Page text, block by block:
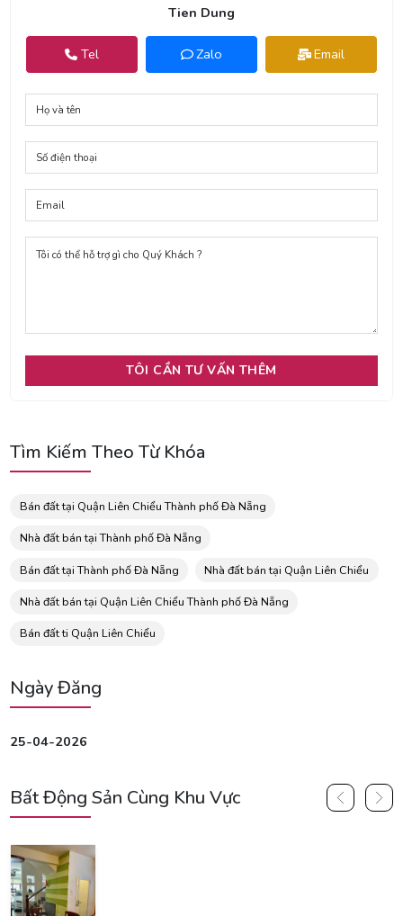
Tien Dung
Tel Zalo Email
Tìm Kiếm Theo Từ Khóa
Bán đất tại Quận Liên Chiểu Thành phố Đà Nẵng
Nhà đất bán tại Thành phố Đà Nẵng
Bán đất tại Thành phố Đà Nẵng Nhà đất bán tại Quận Liên Chiểu
Nhà đất bán tại Quận Liên Chiểu Thành phố Đà Nẵng
Bán đất ti Quận Liên Chiểu
Ngày Đăng
25-04-2026
Bất Động Sản Cùng Khu Vực